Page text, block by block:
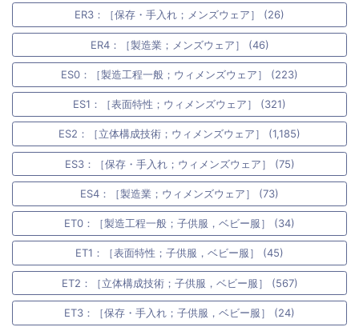
ER3：［保存・手入れ；メンズウェア］ (26)
ER4：［製造業；メンズウェア］ (46)
ES0：［製造工程一般；ウィメンズウェア］ (223)
ES1：［表面特性；ウィメンズウェア］ (321)
ES2：［立体構成技術；ウィメンズウェア］ (1,185)
ES3：［保存・手入れ；ウィメンズウェア］ (75)
ES4：［製造業；ウィメンズウェア］ (73)
ET0：［製造工程一般；子供服，ベビー服］ (34)
ET1：［表面特性；子供服，ベビー服］ (45)
ET2：［立体構成技術；子供服，ベビー服］ (567)
ET3：［保存・手入れ；子供服，ベビー服］ (24)